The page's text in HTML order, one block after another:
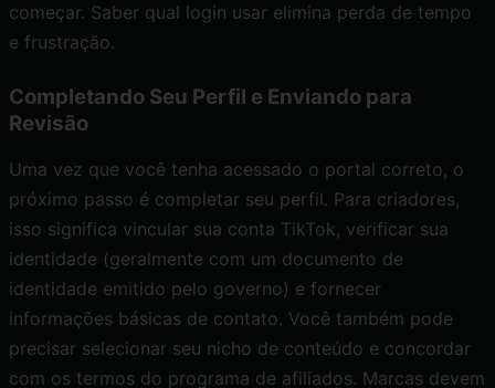
começar. Saber qual login usar elimina perda de tempo
e frustração.
Completando Seu Perfil e Enviando para
Revisão
Uma vez que você tenha acessado o portal correto, o
próximo passo é completar seu perfil. Para criadores,
isso significa vincular sua conta TikTok, verificar sua
identidade (geralmente com um documento de
identidade emitido pelo governo) e fornecer
informações básicas de contato. Você também pode
precisar selecionar seu nicho de conteúdo e concordar
com os termos do programa de afiliados. Marcas devem